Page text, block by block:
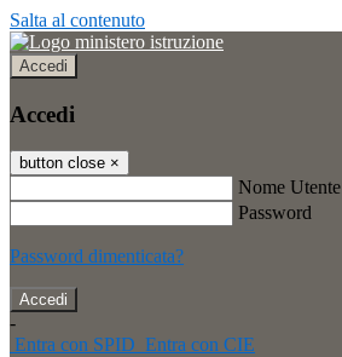
Salta al contenuto
Accedi
Accedi
button close ×
Nome Utente
Password
Password dimenticata?
-
Entra con SPID Entra con CIE